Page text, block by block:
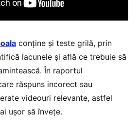
conține și teste grilă, prin
lacunele și află ce trebuie să
În raportul
răspuns incorect sau
videouri relevante, astfel
ușor să învețe.